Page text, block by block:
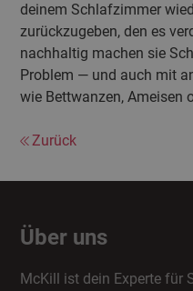
deinem Schlafzimmer
zurückzugeben, den es
nachhaltig machen sie
Problem — und auch mit
wie Bettwanzen, Ameisen
Zurück
Über uns
McKill ist dein Experte für